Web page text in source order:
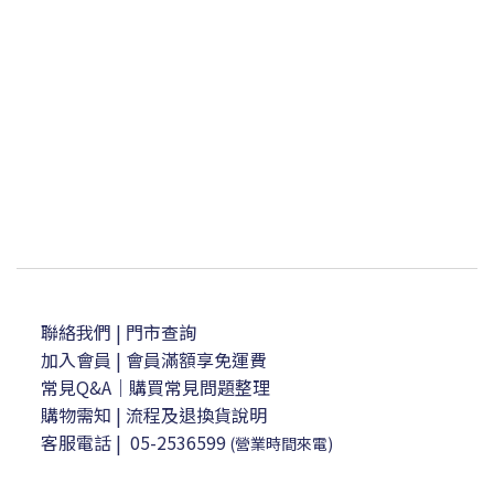
聯絡我們 | 門市查詢
加入會員 | 會員滿額享免運費
常見Q&A｜購買常見問題整理
購物需知 | 流程及退換貨說明
客服電話 | 05-2536599 (營業時間來電)